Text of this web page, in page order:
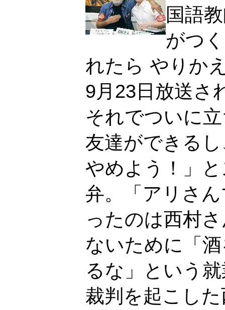
国語
がつ
れたら やりか
9月23日放送さ
それでついに
友達ができる
やめよう！」
弁。「アリさ
ったのは西村
ないために「
るな」という
裁判を起こし